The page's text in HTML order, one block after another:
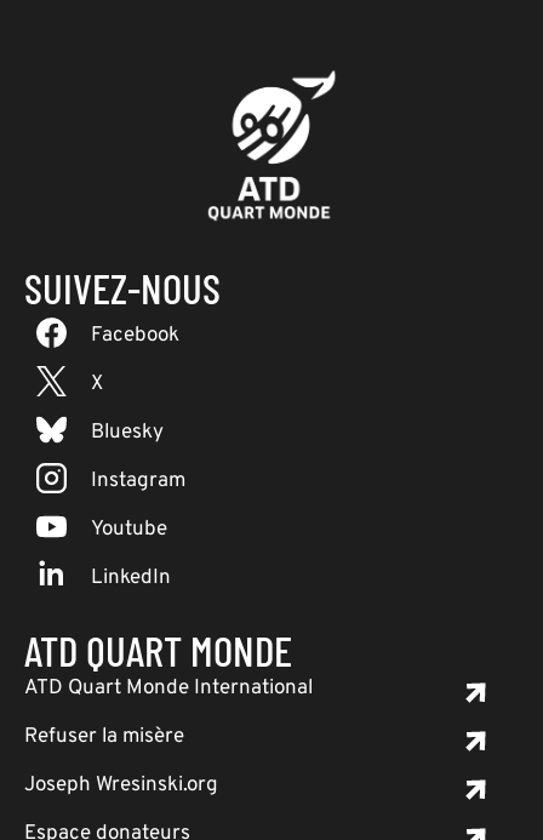
SUIVEZ-NOUS
Facebook
X
Bluesky
Instagram
Youtube
LinkedIn
ATD QUART MONDE
ATD Quart Monde International
Refuser la misère
Joseph Wresinski.org
Espace donateurs